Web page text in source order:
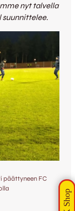
nyt talvella
suunnittelee.
päättyneen FC